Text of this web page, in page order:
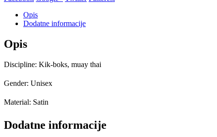
Opis
Dodatne informacije
Opis
Discipline: Kik-boks, muay thai
Gender: Unisex
Material: Satin
Dodatne informacije